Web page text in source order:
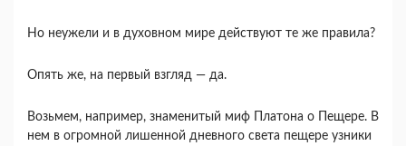
Но неужели и в духовном мире действуют те же правила?
Опять же, на первый взгляд — да.
Возьмем, например, знаменитый миф Платона о Пещере. В
нем в огромной лишенной дневного света пещере узники